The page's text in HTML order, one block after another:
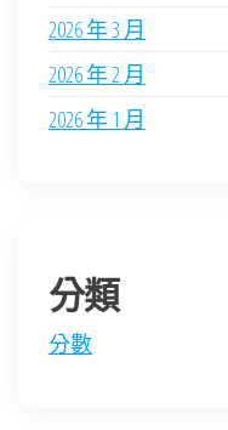
2026 年 3 月
2026 年 2 月
2026 年 1 月
分類
分數